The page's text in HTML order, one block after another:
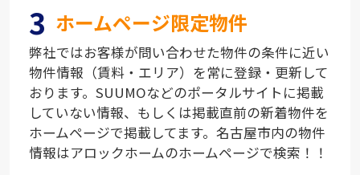
3 ホームページ限定物件
弊社ではお客様が問い合わせた物件の条件に近い
物件情報（賃料・エリア）を常に登録・更新して
おります。SUUMOなどのポータルサイトに掲載
していない情報、もしくは掲載直前の新着物件を
ホームページで掲載してます。名古屋市内の物件
情報はアロックホームのホームページで検索！！